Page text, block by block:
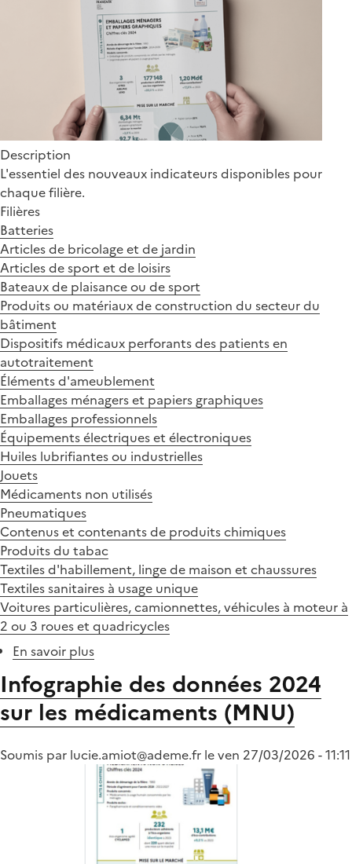
filières
REP
Description
L'essentiel des nouveaux indicateurs disponibles pour
chaque filière.
Filières
Batteries
Articles de bricolage et de jardin
Articles de sport et de loisirs
Bateaux de plaisance ou de sport
Produits ou matériaux de construction du secteur du
bâtiment
Dispositifs médicaux perforants des patients en
autotraitement
Éléments d'ameublement
Emballages ménagers et papiers graphiques
Emballages professionnels
Équipements électriques et électroniques
Huiles lubrifiantes ou industrielles
Jouets
Médicaments non utilisés
Pneumatiques
Contenus et contenants de produits chimiques
Produits du tabac
Textiles d'habillement, linge de maison et chaussures
Textiles sanitaires à usage unique
Voitures particulières, camionnettes, véhicules à moteur à
2 ou 3 roues et quadricycles
En savoir plus
clés
2024
:
infographies
par
filière
ligne
Infographie des données 2024
sur les médicaments (MNU)
Soumis par lucie.amiot@ademe.fr leven 27/03/2026 - 11:11